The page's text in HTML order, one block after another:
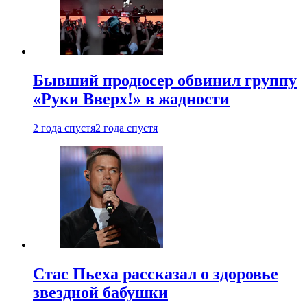
Бывший продюсер обвинил группу
«Руки Вверх!» в жадности
2 года спустя2 года спустя
Стас Пьеха рассказал о здоровье
звездной бабушки